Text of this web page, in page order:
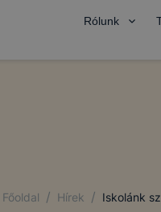
Rólunk
Főoldal / Hírek / Iskolánk